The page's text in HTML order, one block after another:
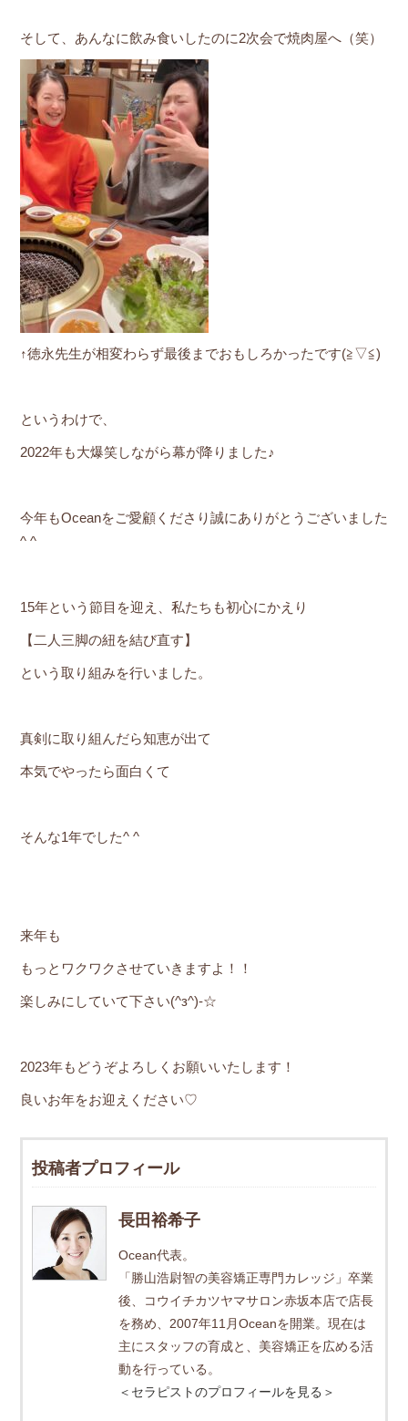
そして、あんなに飲み食いしたのに2次会で焼肉屋へ（笑）
↑徳永先生が相変わらず最後までおもしろかったです(≧▽≦)
というわけで、
2022年も大爆笑しながら幕が降りました♪
今年もOceanをご愛顧くださり誠にありがとうございました
^ ^
15年という節目を迎え、私たちも初心にかえり
【二人三脚の紐を結び直す】
という取り組みを行いました。
真剣に取り組んだら知恵が出て
本気でやったら面白くて
そんな1年でした^ ^
来年も
もっとワクワクさせていきますよ！！
楽しみにしていて下さい(^з^)-☆
2023年もどうぞよろしくお願いいたします！
良いお年をお迎えください♡
投稿者プロフィール
長田裕希子
Ocean代表。
「勝山浩尉智の美容矯正専門カレッジ」卒業
後、コウイチカツヤマサロン赤坂本店で店長
を務め、2007年11月Oceanを開業。現在は
主にスタッフの育成と、美容矯正を広める活
動を行っている。
＜セラピストのプロフィールを見る＞